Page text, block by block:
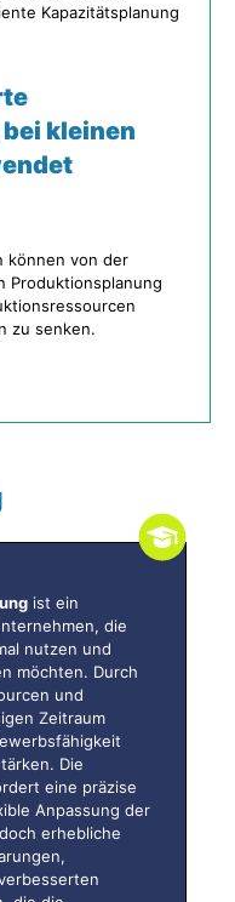
Kapazitätsplanung
kleinen
können von der
Produktionsplanung
zu senken.
ist ein
die
nutzen und
möchten. Durch
und
Zeitraum
Die
eine präzise
Anpassung der
erhebliche